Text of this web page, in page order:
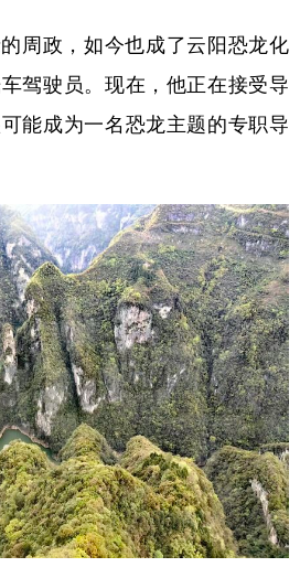
政，如今也成了云阳恐龙化
驾驶员。现在，他正在接受导
能成为一名恐龙主题的专职导